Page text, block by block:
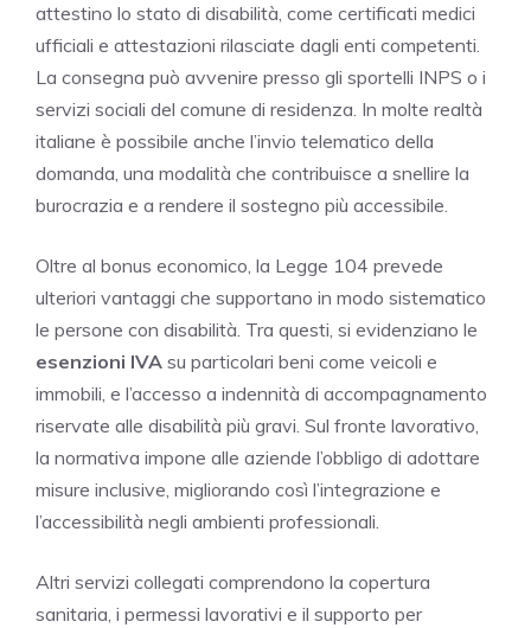
attestino lo stato di disabilità, come certificati medici
ufficiali e attestazioni rilasciate dagli enti competenti.
La consegna può avvenire presso gli sportelli INPS o i
servizi sociali del comune di residenza. In molte realtà
italiane è possibile anche l’invio telematico della
domanda, una modalità che contribuisce a snellire la
burocrazia e a rendere il sostegno più accessibile.
Oltre al bonus economico, la Legge 104 prevede
ulteriori vantaggi che supportano in modo sistematico
le persone con disabilità. Tra questi, si evidenziano le
esenzioni IVA su particolari beni come veicoli e
immobili, e l’accesso a indennità di accompagnamento
riservate alle disabilità più gravi. Sul fronte lavorativo,
la normativa impone alle aziende l’obbligo di adottare
misure inclusive, migliorando così l’integrazione e
l’accessibilità negli ambienti professionali.
Altri servizi collegati comprendono la copertura
sanitaria, i permessi lavorativi e il supporto per